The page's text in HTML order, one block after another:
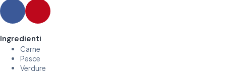
Ingredienti
Carne
Pesce
Verdure